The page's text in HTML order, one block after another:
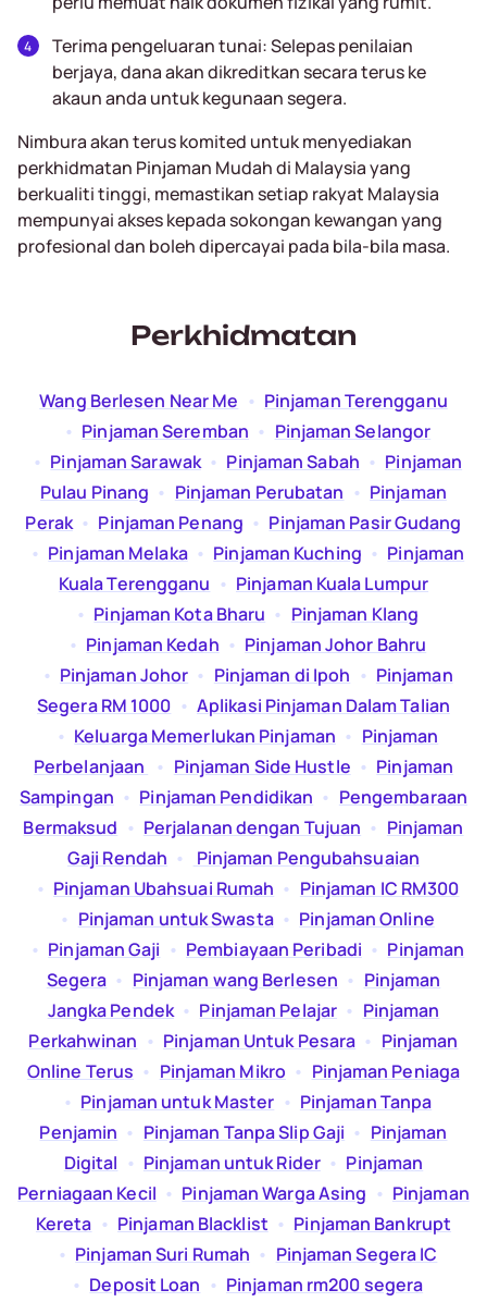
Terima pengeluaran tunai: Selepas penilaian
berjaya, dana akan dikreditkan secara terus ke
akaun anda untuk kegunaan segera.
Nimbura akan terus komited untuk menyediakan
perkhidmatan Pinjaman Mudah di Malaysia yang
berkualiti tinggi, memastikan setiap rakyat Malaysia
mempunyai akses kepada sokongan kewangan yang
profesional dan boleh dipercayai pada bila-bila masa.
Perkhidmatan
Wang Berlesen Near Me
  •
Pinjaman Terengganu
  •
Pinjaman Seremban
  •
Pinjaman Selangor
  •
Pinjaman Sarawak
  •
Pinjaman Sabah
  •
Pinjaman
Pulau Pinang
  •
Pinjaman Perubatan
  •
Pinjaman
Perak
  •
Pinjaman Penang
  •
Pinjaman Pasir Gudang
  •
Pinjaman Melaka
  •
Pinjaman Kuching
  •
Pinjaman
Kuala Terengganu
  •
Pinjaman Kuala Lumpur
  •
Pinjaman Kota Bharu
  •
Pinjaman Klang
  •
Pinjaman Kedah
  •
Pinjaman Johor Bahru
  •
Pinjaman Johor
  •
Pinjaman di Ipoh
  •
Pinjaman
Segera RM 1000
  •
Aplikasi Pinjaman Dalam Talian
  •
Keluarga Memerlukan Pinjaman
  •
Pinjaman
Perbelanjaan
  •
Pinjaman Side Hustle
  •
Pinjaman
Sampingan
  •
Pinjaman Pendidikan
  •
Pengembaraan
Bermaksud
  •
Perjalanan dengan Tujuan
  •
Pinjaman
Gaji Rendah
  •
Pinjaman Pengubahsuaian
  •
Pinjaman Ubahsuai Rumah
  •
Pinjaman IC RM300
  •
Pinjaman untuk Swasta
  •
Pinjaman Online
  •
Pinjaman Gaji
  •
Pembiayaan Peribadi
  •
Pinjaman
Segera
  •
Pinjaman wang Berlesen
  •
Pinjaman
Jangka Pendek
  •
Pinjaman Pelajar
  •
Pinjaman
Perkahwinan
  •
Pinjaman Untuk Pesara
  •
Pinjaman
Online Terus
  •
Pinjaman Mikro
  •
Pinjaman Peniaga
  •
Pinjaman untuk Master
  •
Pinjaman Tanpa
Penjamin
  •
Pinjaman Tanpa Slip Gaji
  •
Pinjaman
Digital
  •
Pinjaman untuk Rider
  •
Pinjaman
Perniagaan Kecil
  •
Pinjaman Warga Asing
  •
Pinjaman
Kereta
  •
Pinjaman Blacklist
  •
Pinjaman Bankrupt
  •
Pinjaman Suri Rumah
  •
Pinjaman Segera IC
  •
Deposit Loan
  •
Pinjaman rm200 segera